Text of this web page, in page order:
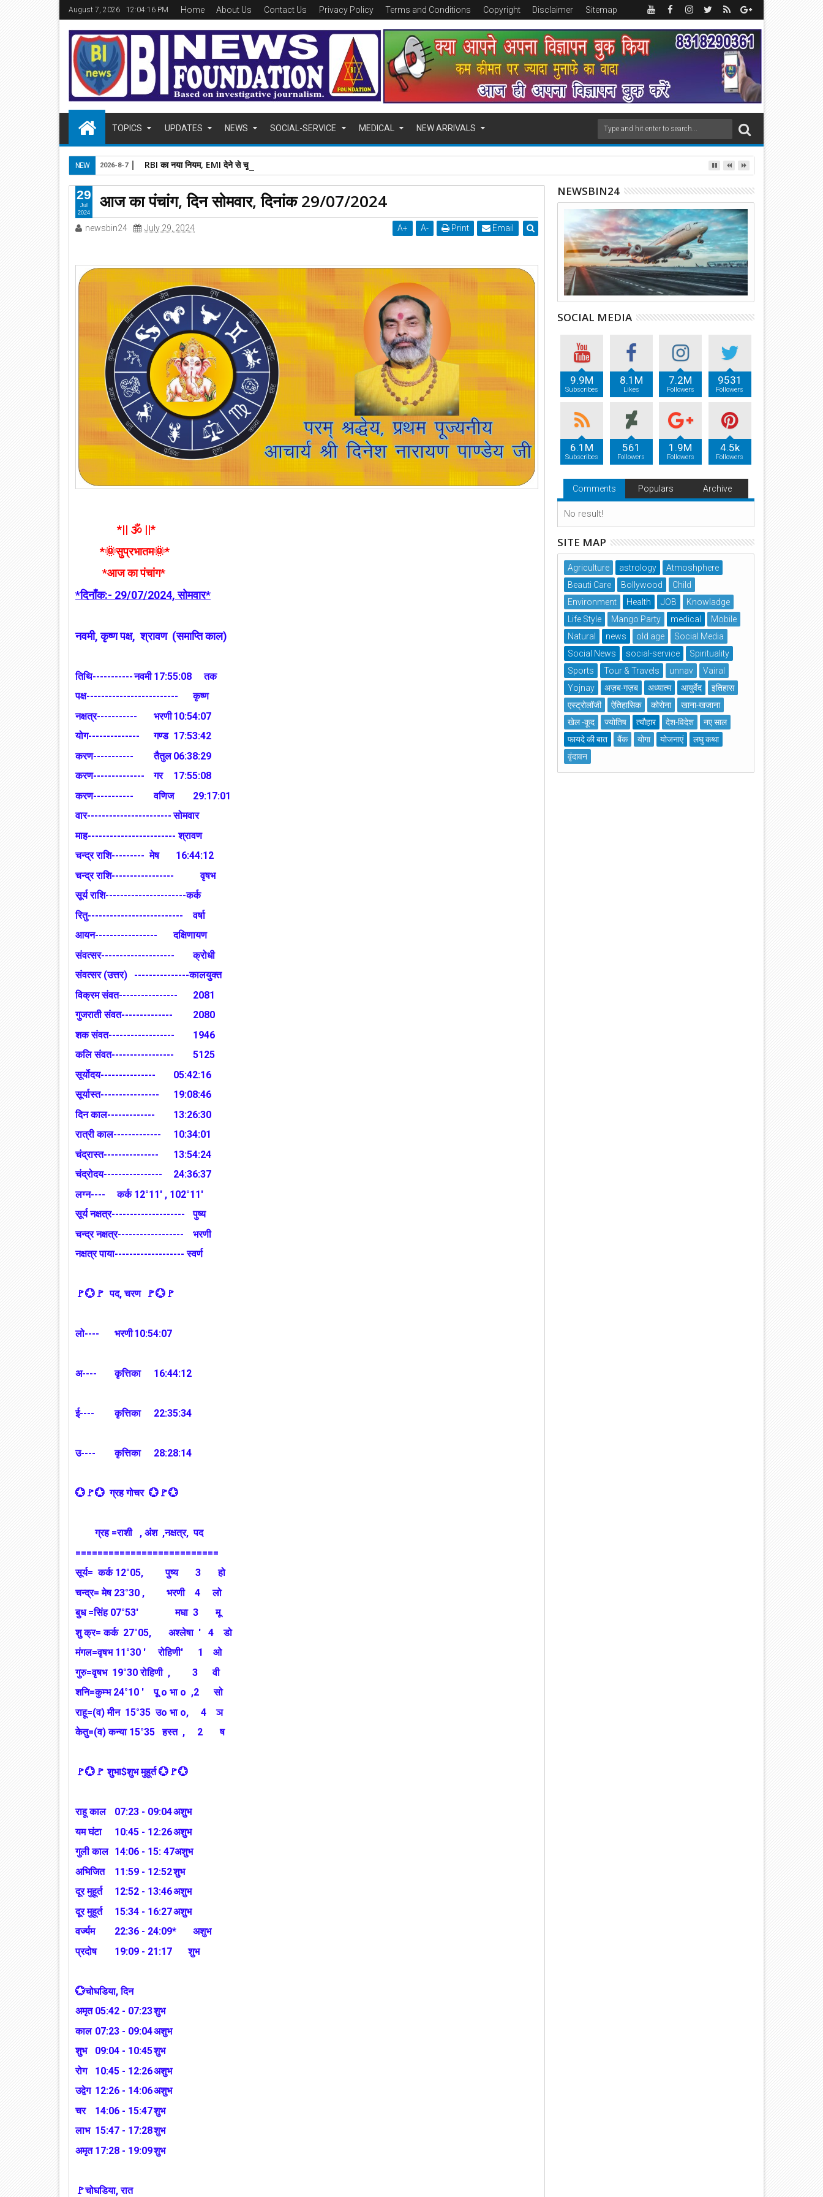
August 7, 2026 12:04:17 PM Home About Us Contact Us Privacy Policy Terms and Conditions Copyright Disclaimer Sitemap
TOPICS UPDATES NEWS SOCIAL-SERVICE MEDICAL NEW ARRIVALS
NEW RBI का नया नियम, EMI देने से चूके तो फोन हो जायगा LOCK, भुगतान के बाद इतनी देर में होगा अनलॉक
2026-8-7
आज का पंचांग, दिन सोमवार, दिनांक 29/07/2024
newsbin24 July 29, 2024 A+ A- Print Email
*|| 🕉️ ||*
*🌞सुप्रभातम🌞*
*आज का पंचांग*
*दिनाँक:- 29/07/2024, सोमवार*
नवमी, कृष्ण पक्ष,श्रावण (समाप्ति काल)
तिथि-----------नवमी 17:55:08 तक
पक्ष-------------------------
कृष्ण
नक्षत्र-----------
भरणी10:54:07
योग--------------
गण्ड 17:53:42
करण-----------
तैतुल 06:38:29
करण--------------
गर
17:55:08
करण-----------
वणिज
29:17:01
वार----------------------- सोमवार
माह------------------------ श्रावण
चन्द्र राशि--------- मेष
16:44:12
चन्द्र राशि-----------------
वृषभ
सूर्य राशि----------------------कर्क
रितु--------------------------
वर्षा
आयन-----------------
दक्षिणायण
संवत्सर--------------------
क्रोधी
संवत्सर (उत्तर)
---------------कालयुक्त
विक्रम संवत----------------
2081
गुजराती संवत--------------
2080
शक संवत------------------
1946
कलि संवत-----------------
5125
सूर्योदय---------------
05:42:16
सूर्यास्त----------------
19:08:46
दिन काल-------------
13:26:30
रात्री काल-------------
10:34:01
चंद्रास्त---------------
13:54:24
चंद्रोदय----------------
24:36:37
लग्न----
कर्क 12°11' , 102°11'
सूर्य नक्षत्र--------------------
पुष्य
चन्द्र नक्षत्र------------------
भरणी
नक्षत्र पाया------------------- स्वर्ण
🚩💮🚩 पद, चरण 🚩💮🚩
लो---- भरणी10:54:07
अ---- कृत्तिका 16:44:12
ई---- कृत्तिका 22:35:34
उ---- कृत्तिका 28:28:14
💮🚩💮 ग्रह गोचर 💮🚩💮
ग्रह =राशी , अंश ,नक्षत्र, पद
==========================
सूर्य= कर्क 12°05, पुष्य 3 हो
चन्द्र= मेष 23°30 , भरणी 4 लो
बुध =सिंह 07°53' मघा 3 मू
शु क्र= कर्क 27°05, अश्लेषा ' 4 डो
मंगल=वृषभ 11°30 ' रोहिणी' 1 ओ
गुरु=वृषभ 19°30 रोहिणी , 3 वी
शनि=कुम्भ 24°10 ' पू o भा o ,2 सो
राहू=(व) मीन 15°35 उo भा o, 4 ञ
केतु=(व) कन्या 15°35 हस्त , 2 ष
🚩💮🚩 शुभा$शुभ मुहूर्त 💮🚩💮
राहू काल 07:23 - 09:04अशुभ
यम घंटा
10:45 - 12:26अशुभ
गुली काल 14:06 - 15: 47अशुभ
अभिजित
11:59 - 12:52शुभ
दूर मुहूर्त
12:52 - 13:46अशुभ
दूर मुहूर्त
15:34 - 16:27अशुभ
वर्ज्यम
22:36 - 24:09*
अशुभ
प्रदोष
19:09 - 21:17 शुभ
💮चोघडिया, दिन
अमृत 05:42 - 07:23शुभ
काल 07:23 - 09:04अशुभ
शुभ
09:04 - 10:45शुभ
रोग
10:45 - 12:26अशुभ
उद्वेग 12:26 - 14:06अशुभ
चर
14:06 - 15:47शुभ
लाभ 15:47 - 17:28शुभ
अमृत 17:28 - 19:09शुभ
🚩चोघडिया, रात
29
Jul
2024
NEWSBIN24
SOCIAL MEDIA
9.9M
Subscribes
8.1M
Likes
7.2M
Followers
9531
Followers
6.1M
Subscribes
561
Followers
1.9M
Followers
4.5k
Followers
Comments Populars Archive
No result!
SITE MAP
Agriculture astrology
Atmoshphere
Beauti Care
Bollywood
Child
Environment
Health JOB
Knowladge
Life Style
Mango Party medical
Mobile
Natural
news old age
Social Media
Social News
social-service
Spirituality
Sports
Tour & Travels unnav
Vairal
Yojnay
अज़ब-गज़ब अध्यात्म आयुर्वेद
इतिहास
एस्ट्रोलॉजी
ऐतिहासिक कोरोना
खाना-खजाना
खेल -कूद
ज्योतिष त्यौहार देश-विदेश
नए साल
फायदे की बात
बैंक योगा योजनाएं
लघु कथा
वृंदावन